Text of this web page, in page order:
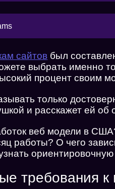
сайтов был
выбрать именно
процент своим
только
и расскажет ей об
веб модели в
работы? О чего
требования